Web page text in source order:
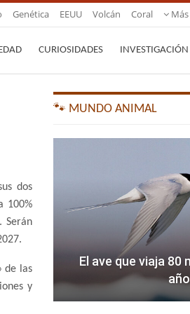
Genética EEUU Volcán Coral Más
CURIOSIDADES INVESTIGACIÓN
dos
100%
Serán
de las
y
🐾 MUNDO ANIMAL
El ave que viaja 80
año